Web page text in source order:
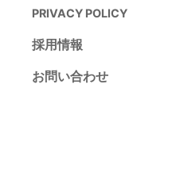
PRIVACY POLICY
採用情報
お問い合わせ